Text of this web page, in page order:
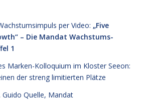
per Video: „Five
– Die Mandat Wachstums-
1
Marken-Kolloquium im Kloster Seeon:
der streng limitierten Plätze
Guido Quelle, Mandat